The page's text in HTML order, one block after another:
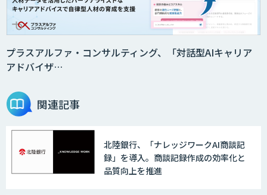
プラスアルファ・コンサルティング、「対話型AIキャリア
アドバイザ…
関連記事
北陸銀行、「ナレッジワークAI商談記
録」を導入。商談記録作成の効率化と
品質向上を推進